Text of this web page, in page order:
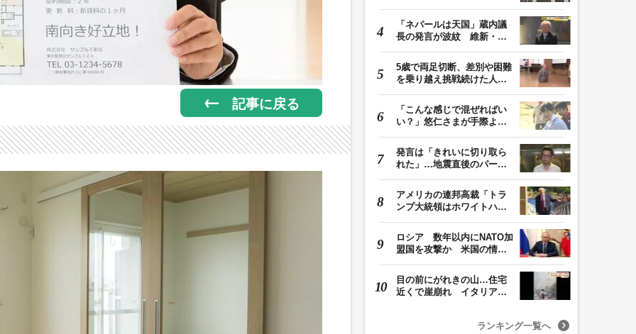
記事に戻る
「ネパールは天国」蔵内議
長の発言が波紋 維新・吉
5歳で両足切断、差別や困難
を乗り越え挑戦続けた人
「こんな感じで混ぜればい
い？」悠仁さまが手際よく
発言は「きれいに切り取ら
れた」…地震直後のパーテ
アメリカの連邦高裁「トラ
ンプ大統領はホワイトハウ
ロシア 数年以内にNATO加
盟国を攻撃か 米国の情報
目の前にがれきの山…住宅
近くで崖崩れ イタリア・
ランキング一覧へ